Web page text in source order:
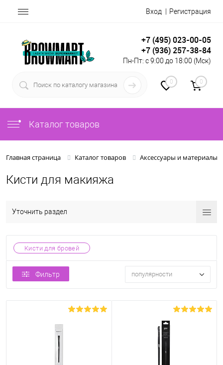
Вход Регистрация
+7 (495) 023-00-05
+7 (936) 257-38-84
Пн-Пт: с 9:00 до 18:00 (Мск)
0 0
Каталог товаров
Главная страница Каталог товаров Аксессуары и материалы
Кисти для макияжа
Уточнить раздел
Кисти для бровей
Фильтр популярности